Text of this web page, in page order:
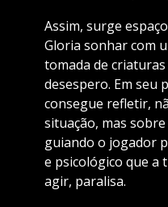
Assim, surge
Gloria sonhar com
tomada de
desespero. Em seu
consegue refletir,
situação, mas
guiando o jogador
e psicológico que a
agir, paralisa.